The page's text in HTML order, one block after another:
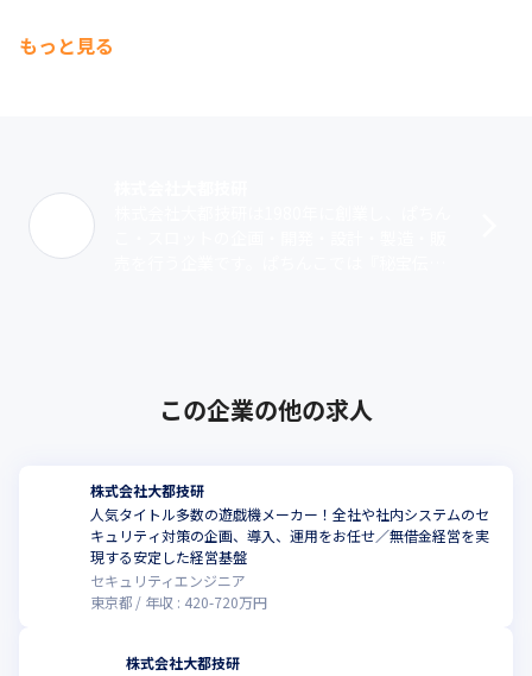
もっと見る
この企業の他の求人
株式会社大都技研
人気タイトル多数の遊戯機メーカー！全社や社内システムのセ
キュリティ対策の企画、導入、運用をお任せ／無借金経営を実
現する安定した経営基盤
セキュリティエンジニア
東京都
年収 : 420-720万円
株式会社大都技研